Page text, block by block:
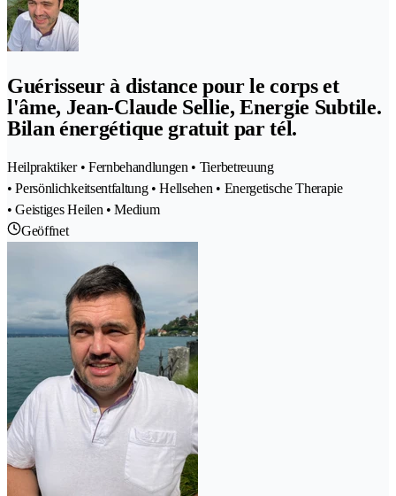
Guérisseur à distance pour le corps et
l'âme, Jean-Claude Sellie, Energie Subtile.
Bilan énergétique gratuit par tél.
Heilpraktiker • Fernbehandlungen • Tierbetreuung
• Persönlichkeitsentfaltung • Hellsehen • Energetische Therapie
• Geistiges Heilen • Medium
Geöffnet